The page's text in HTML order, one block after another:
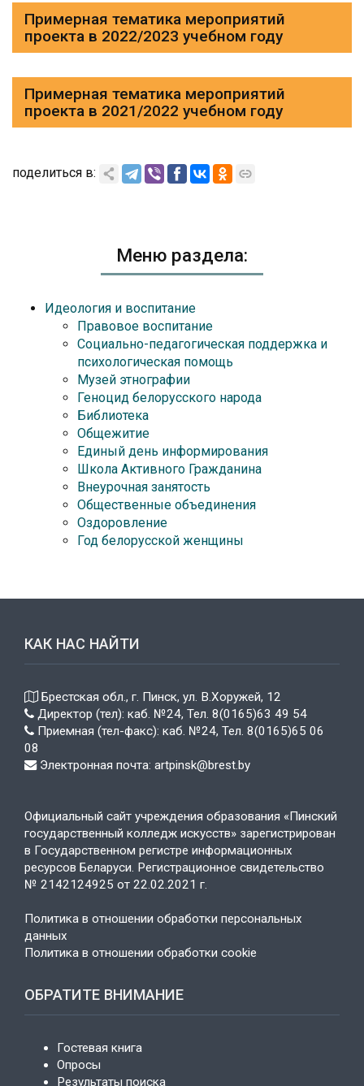
Примерная тематика мероприятий
проекта в 2022/2023 учебном году
Примерная тематика мероприятий
проекта в 2021/2022 учебном году
поделиться в:
Меню раздела:
Идеология и воспитание
Правовое воспитание
Социально-педагогическая поддержка и
психологическая помощь
Музей этнографии
Геноцид белорусского народа
Библиотека
Общежитие
Единый день информирования
Школа Активного Гражданина
Внеурочная занятость
Общественные объединения
Оздоровление
Год белорусской женщины
КАК НАС НАЙТИ
Брестская обл., г. Пинск, ул. В.Хоружей, 12
Директор (тел): каб. №24, Тел. 8(0165)63 49 54
Приемная (тел-факс): каб. №24, Тел. 8(0165)65 06
08
Электронная почта: artpinsk@brest.by
Официальный сайт учреждения образования «Пинский
государственный колледж искусств» зарегистрирован
в Государственном регистре информационных
ресурсов Беларуси. Регистрационное свидетельство
№ 2142124925 от 22.02.2021 г.
Политика в отношении обработки персональных
данных
Политика в отношении обработки cookie
ОБРАТИТЕ ВНИМАНИЕ
Гостевая книга
Опросы
Результаты поиска